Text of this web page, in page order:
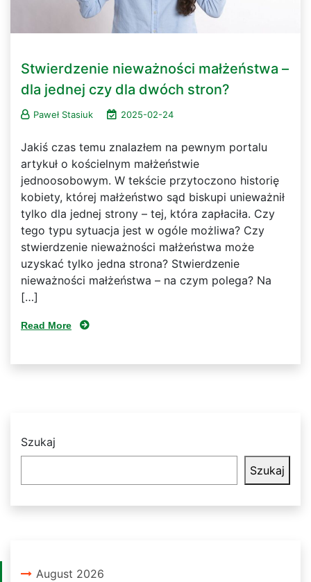
Stwierdzenie nieważności małżeństwa –
dla jednej czy dla dwóch stron?
Paweł Stasiuk 2025-02-24
Jakiś czas temu znalazłem na pewnym portalu
artykuł o kościelnym małżeństwie
jednoosobowym. W tekście przytoczono historię
kobiety, której małżeństwo sąd biskupi unieważnił
tylko dla jednej strony – tej, która zapłaciła. Czy
tego typu sytuacja jest w ogóle możliwa? Czy
stwierdzenie nieważności małżeństwa może
uzyskać tylko jedna strona? Stwierdzenie
nieważności małżeństwa – na czym polega? Na
[…]
Read More
Szukaj
Szukaj
August 2026